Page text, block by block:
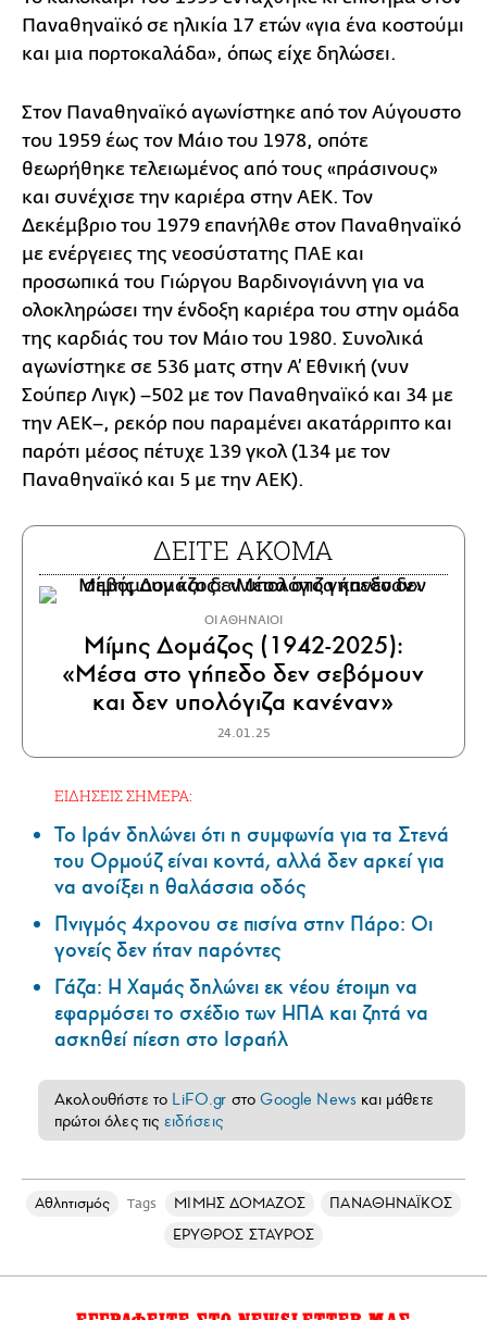
Παναθηναϊκό σε ηλικία 17 ετών «για ένα κοστούμι
και μια πορτοκαλάδα», όπως είχε δηλώσει.
Στον Παναθηναϊκό αγωνίστηκε από τον Αύγουστο
του 1959 έως τον Μάιο του 1978, οπότε
θεωρήθηκε τελειωμένος από τους «πράσινους»
και συνέχισε την καριέρα στην ΑΕΚ. Τον
Δεκέμβριο του 1979 επανήλθε στον Παναθηναϊκό
με ενέργειες της νεοσύστατης ΠΑΕ και
προσωπικά του Γιώργου Βαρδινογιάννη για να
ολοκληρώσει την ένδοξη καριέρα του στην ομάδα
της καρδιάς του τον Μάιο του 1980. Συνολικά
αγωνίστηκε σε 536 ματς στην Α’ Εθνική (νυν
Σούπερ Λιγκ) –502 με τον Παναθηναϊκό και 34 με
την ΑΕΚ–, ρεκόρ που παραμένει ακατάρριπτο και
παρότι μέσος πέτυχε 139 γκολ (134 με τον
Παναθηναϊκό και 5 με την ΑΕΚ).
ΔΕΙΤΕ ΑΚΟΜΑ
ΟΙ ΑΘΗΝΑΙΟΙ
Μίμης Δομάζος (1942-2025):
«Μέσα στο γήπεδο δεν σεβόμουν
και δεν υπολόγιζα κανέναν»
24.01.25
ΕΙΔΗΣΕΙΣ ΣΗΜΕΡΑ:
Το Ιράν δηλώνει ότι η συμφωνία για τα Στενά
του Ορμούζ είναι κοντά, αλλά δεν αρκεί για
να ανοίξει η θαλάσσια οδός
Πνιγμός 4χρονου σε πισίνα στην Πάρο: Οι
γονείς δεν ήταν παρόντες
Γάζα: Η Χαμάς δηλώνει εκ νέου έτοιμη να
εφαρμόσει το σχέδιο των ΗΠΑ και ζητά να
ασκηθεί πίεση στο Ισραήλ
Ακολουθήστε το LiFO.gr στοGoogle News και μάθετε
πρώτοι όλες τις ειδήσεις
Αθλητισμός Tags ΜΙΜΗΣ ΔΟΜΑΖΟΣ
ΠΑΝΑΘΗΝΑΪΚΟΣ
ΕΡΥΘΡΟΣ ΣΤΑΥΡΟΣ